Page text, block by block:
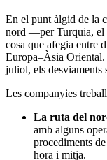
En el punt àlgid de la
nord —per Turquia, el
cosa que afegia entre
Europa–Àsia
juliol, els desviaments
Les companyies
La ruta del
amb alguns
procediments
hora i mitja.